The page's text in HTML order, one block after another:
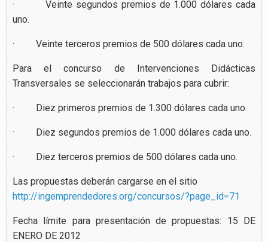
· Veinte segundos premios de 1.000 dólares cada
uno.
· Veinte terceros premios de 500 dólares cada uno.
Para el concurso de Intervenciones Didácticas
Transversales se seleccionarán trabajos para cubrir:
· Diez primeros premios de 1.300 dólares cada uno.
· Diez segundos premios de 1.000 dólares cada uno.
· Diez terceros premios de 500 dólares cada uno.
Las propuestas deberán cargarse en el sitio
http://ingemprendedores.org/concursos/?page_id=71
Fecha límite para presentación de propuestas: 15 DE
ENERO DE 2012